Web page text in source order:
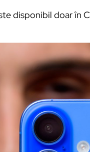
disponibil doar în